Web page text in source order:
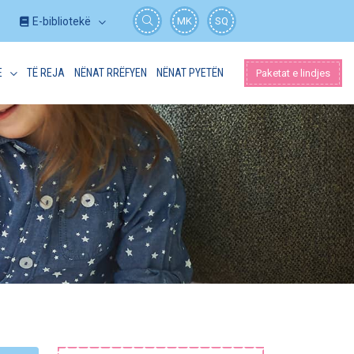
E-bibliotekë MK SQ
TË REJA NËNAT RRËFYEN NËNAT PYETËN Paketat e lindjes